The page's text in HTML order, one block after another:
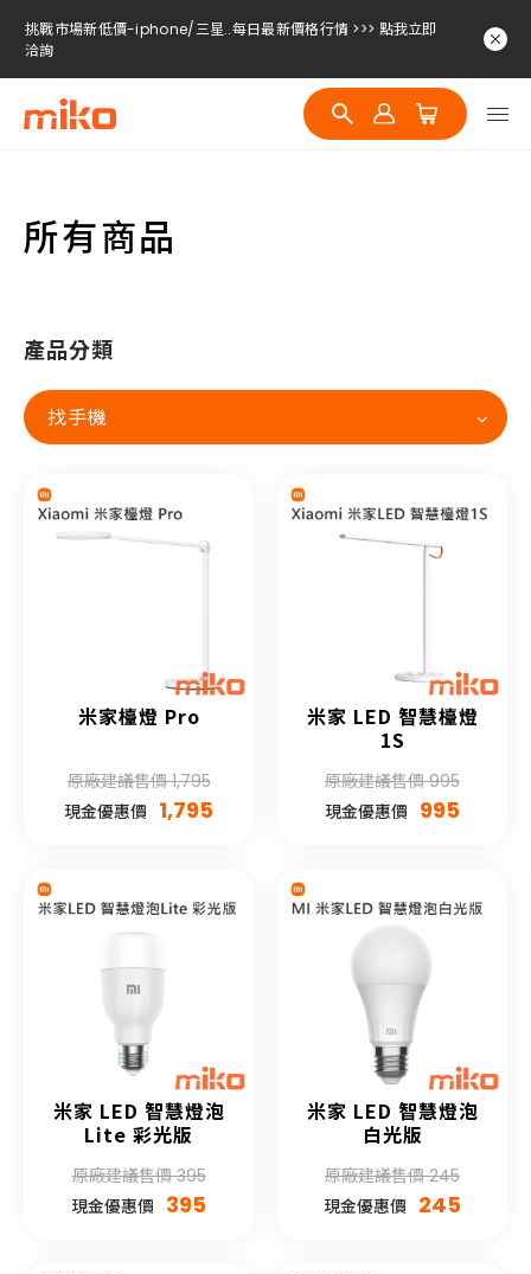
挑戰市場新低價-iphone/三星..每日最新價格行情 >>> 點我立即
洽詢
挑戰市場新低價-iphone/三星..每日最新價格行情 >>> 點我立即
洽詢
挑戰市場新低價-iphone/三星..每日最新價格行情 >>> 點我立即
所有商品
產品分類
找手機
米家檯燈 Pro
原廠建議售價 1,795
現金優惠價 1,795
米家 LED 智慧檯燈
1S
原廠建議售價 995
現金優惠價 995
米家 LED 智慧燈泡
Lite 彩光版
原廠建議售價 395
現金優惠價 395
米家 LED 智慧燈泡
白光版
原廠建議售價 245
現金優惠價 245